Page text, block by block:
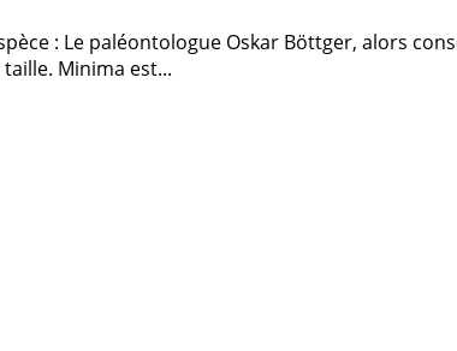
: Le paléontologue Oskar Böttger, alors
Minima est...